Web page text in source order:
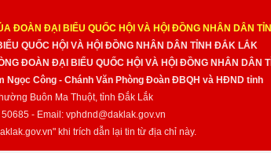
ĐOÀN ĐẠI BIỂU QUỐC HỘI VÀ HỘI ĐỒNG NHÂN DÂN
QUỐC HỘI VÀ HỘI ĐỒNG NHÂN DÂN TỈNH ĐẮK LẮK
ĐOÀN ĐẠI BIỂU QUỐC HỘI VÀ HỘI ĐỒNG NHÂN DÂN
Ngọc Công - Chánh Văn Phòng Đoàn ĐBQH và HĐND tỉnh
Buôn Ma Thuột, tỉnh Đắk Lắk
- Email: vphdnd@daklak.gov.vn
khi trích dẫn lại tin từ địa chỉ này.